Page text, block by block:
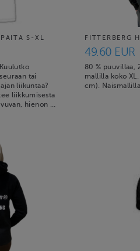
S-XL
tai
liikuntaa?
liikkumisesta
hienon …
FITTERBERG
49.60 EUR
80 % puuvillaa,
mallilla koko
cm).